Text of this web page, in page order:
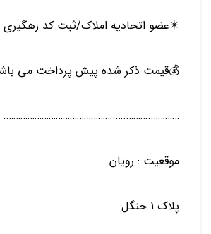
✴️عضو اتحادیه املاک/ثبت کد رهگیری
💰قیمت ذکر شده پیش پرداخت می
………….‌‌‌‌……….‌‌‌‌‌….‌‌‌‌‌‌‌‌……………………………………….
️موقعیت : رویان
️پلاک ۱ جنگل